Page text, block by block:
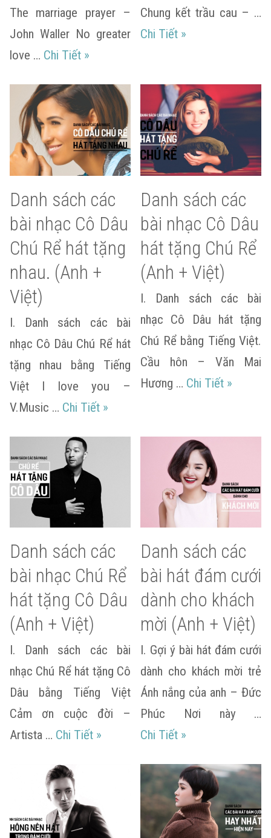
The marriage prayer –
John Waller No greater
love … Chi Tiết Danh sách nhạc thánh ca tiếng Anh
»
Chung kết trầu cau – …
Chi Tiết Danh sách nhạc
»
Danh sách các
bài nhạc Cô Dâu
Chú Rể hát tặng
nhau. (Anh +
Việt)
I. Danh sách các bài
nhạc Cô Dâu Chú Rể hát
tặng nhau bằng Tiếng
Việt I love you –
V.Music … Chi Tiết Danh sách các bài nhạc Cô Dâu
»
Danh sách các
bài nhạc Cô Dâu
hát tặng Chú Rể
(Anh + Việt)
I. Danh sách các bài
nhạc Cô Dâu hát tặng
Chú Rể bằng Tiếng Việt.
Cầu hôn – Văn Mai
Hương … Chi Tiết Danh
»
Danh sách các
bài nhạc Chú Rể
hát tặng Cô Dâu
(Anh + Việt)
I. Danh sách các bài
nhạc Chú Rể hát tặng Cô
Dâu bằng Tiếng Việt
Cảm ơn cuộc đời –
Artista … Chi Tiết Danh sách các bài nhạc Chú Rể
»
Danh sách các
bài hát đám cưới
dành cho khách
mời (Anh + Việt)
I. Gợi ý bài hát đám cưới
dành cho khách mời trẻ
Ánh nắng của anh – Đức
Phúc Nơi này …
Chi Tiết Danh sách các
»